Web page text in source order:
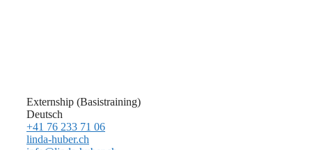
Externship (Basistraining)
Deutsch
+41 76 233 71 06
linda-huber.ch